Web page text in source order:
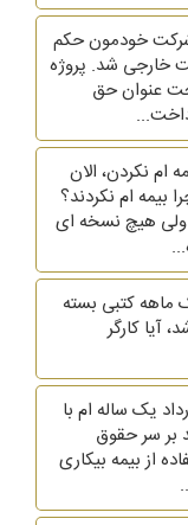
شرکت خودمون حکم
خارجی شد. پروژه
عنوان حق
نکردن، الان
بیمه ام نکردند؟
ولی هیچ نسخه ای
3 قرارداد یک ماهه کتبی بسته
آیا کارگر
یک ساله ام با
بر سر حقوق
از بیمه بیکاری